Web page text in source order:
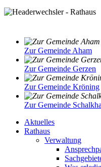
Zur Gemeinde Aham
Zur Gemeinde Gerzen
Zur Gemeinde Kröning
Zur Gemeinde
Aktuelles
Rathaus
Verwaltung